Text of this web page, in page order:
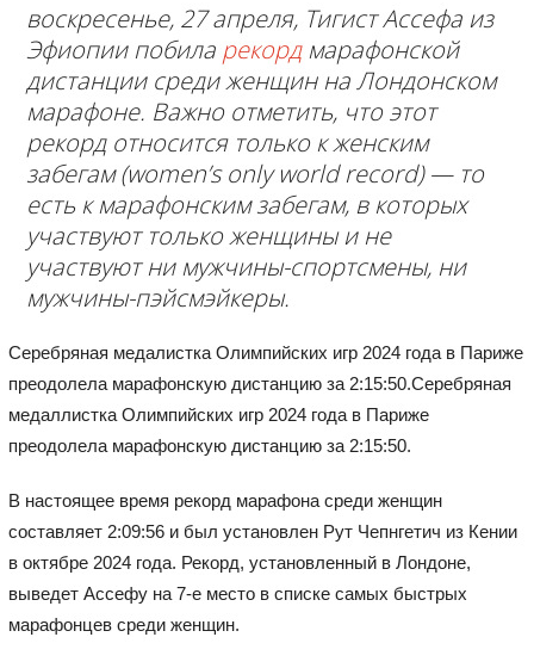
воскресенье, 27 апреля, Тигист Ассефа из
Эфиопии побила рекордмарафонской
дистанции среди женщин на Лондонском
марафоне. Важно отметить, что этот
рекорд относится только к женским
забегам (women’s only world record) — то
есть к марафонским забегам, в которых
участвуют только женщины и не
участвуют ни мужчины-спортсмены, ни
мужчины-пэйсмэйкеры.
Серебряная медалистка Олимпийских игр 2024 года в Париже
преодолела марафонскую дистанцию за 2:15:50.Серебряная
медаллистка Олимпийских игр 2024 года в Париже
преодолела марафонскую дистанцию за 2:15:50.
В настоящее время рекорд марафона среди женщин
составляет 2:09:56 и был установлен Рут Чепнгетич из Кении
в октябре 2024 года. Рекорд, установленный в Лондоне,
выведет Ассефу на 7-е место в списке самых быстрых
марафонцев среди женщин.